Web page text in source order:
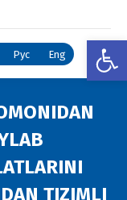
Рус Eng
TIZIMLI